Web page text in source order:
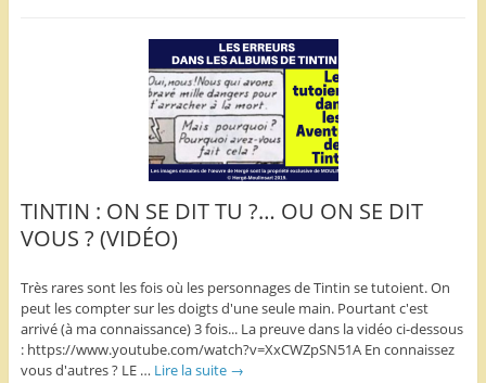
TINTIN : ON SE DIT TU ?… OU ON SE DIT
VOUS ? (VIDÉO)
Très rares sont les fois où les personnages de Tintin se tutoient. On
peut les compter sur les doigts d'une seule main. Pourtant c'est
arrivé (à ma connaissance) 3 fois... La preuve dans la vidéo ci-dessous
: https://www.youtube.com/watch?v=XxCWZpSN51A En connaissez
vous d'autres ? LE … Lire la suite →